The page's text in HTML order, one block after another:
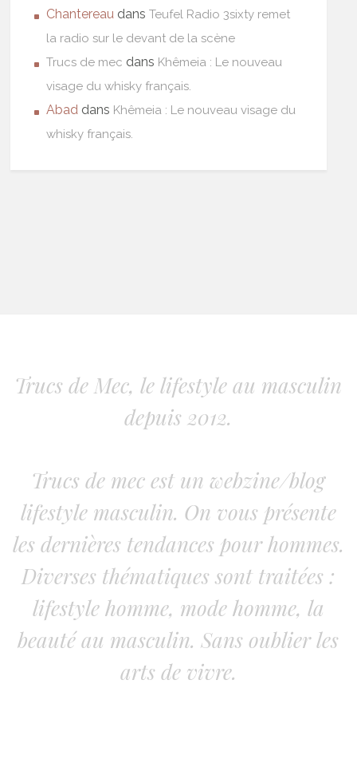
Chantereau dansTeufel Radio 3sixty remet
la radio sur le devant de la scène
Trucs de mec dans Khêmeia : Le nouveau
visage du whisky français.
Abad dans Khêmeia : Le nouveau visage du
whisky français.
Trucs de Mec, le lifestyle au masculin
depuis 2012.
Trucs de mec est un webzine/blog
lifestyle masculin. On vous présente
les dernières tendances pour hommes.
Diverses thématiques sont traitées :
lifestyle homme, mode homme, la
beauté au masculin. Sans oublier les
arts de vivre.